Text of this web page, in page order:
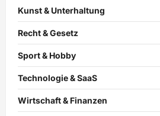
Kunst & Unterhaltung
Recht & Gesetz
Sport & Hobby
Technologie & SaaS
Wirtschaft & Finanzen